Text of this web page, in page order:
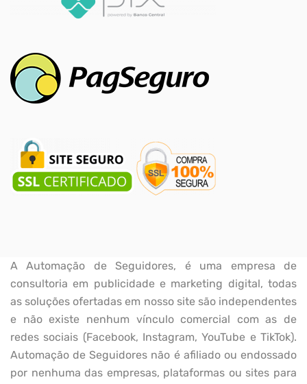
A Automação de Seguidores, é uma empresa de
consultoria em publicidade e marketing digital, todas
as soluções ofertadas em nosso site são independentes
e não existe nenhum vínculo comercial com as de
redes sociais (Facebook, Instagram, YouTube e TikTok).
Automação de Seguidores não é afiliado ou endossado
por nenhuma das empresas, plataformas ou sites para